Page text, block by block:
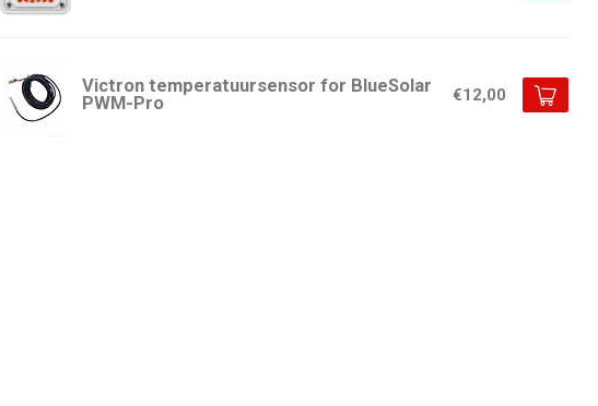
Victron temperatuursensor for BlueSolar
PWM-Pro
€12,00